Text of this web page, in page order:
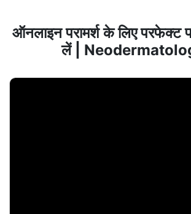
ऑनलाइन परामर्श के लिए परफेक्ट
लें |